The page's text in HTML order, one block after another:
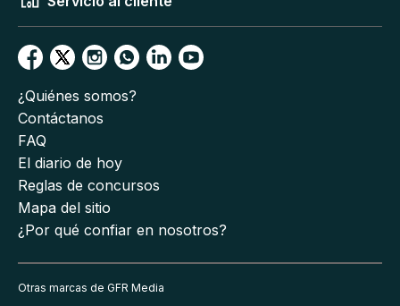
¿Quiénes somos?
Contáctanos
FAQ
El diario de hoy
Reglas de concursos
Mapa del sitio
¿Por qué confiar en nosotros?
Otras marcas de GFR Media